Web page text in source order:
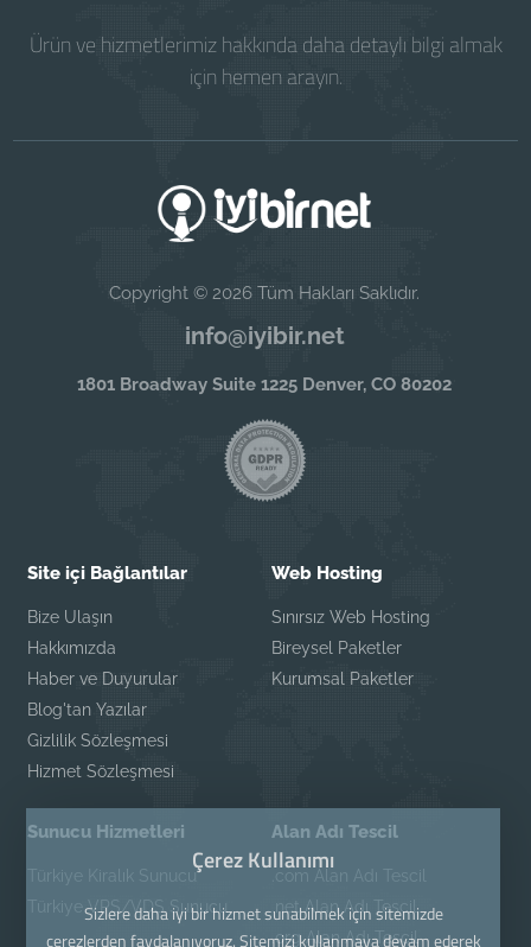
Ürün ve hizmetlerimiz hakkında daha detaylı bilgi almak
için hemen arayın.
Copyright © 2026 Tüm Hakları Saklıdır.
info@iyibir.net
1801 Broadway Suite 1225 Denver, CO 80202
Site içi Bağlantılar
Bize Ulaşın
Hakkımızda
Haber ve Duyurular
Blog'tan Yazılar
Gizlilik Sözleşmesi
Hizmet Sözleşmesi
Web Hosting
Sınırsız Web Hosting
Bireysel Paketler
Kurumsal Paketler
Sunucu Hizmetleri
Türkiye Kiralık Sunucu
Türkiye VPS/VDS Sunucu
Alan Adı Tescil
.com Alan Adı Tescil
.net Alan Adı Tescil
.org Alan Adı Tescil
Çerez Kullanımı
Sizlere daha iyi bir hizmet sunabilmek için sitemizde
çerezlerden faydalanıyoruz. Sitemizi kullanmaya devam ederek